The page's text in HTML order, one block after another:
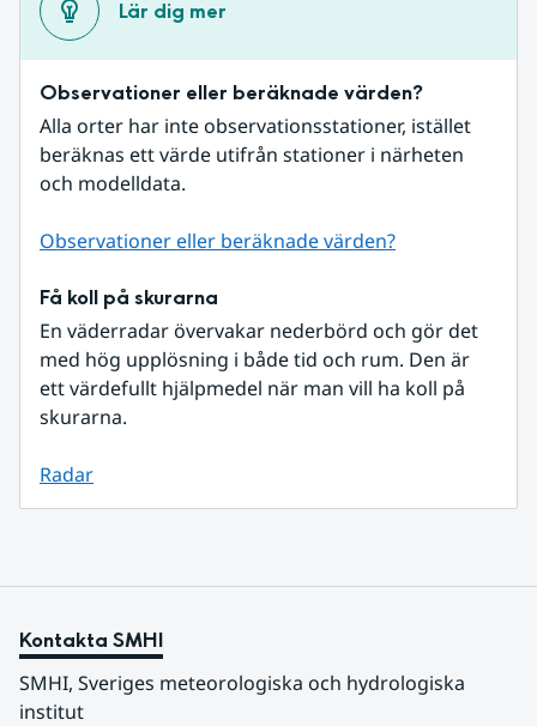
Lär dig mer
Observationer eller beräknade värden?
Alla orter har inte observationsstationer, istället
beräknas ett värde utifrån stationer i närheten
och modelldata.
Observationer eller beräknade värden?
Få koll på skurarna
En väderradar övervakar nederbörd och gör det
med hög upplösning i både tid och rum. Den är
ett värdefullt hjälpmedel när man vill ha koll på
skurarna.
Radar
Kontakta SMHI
SMHI, Sveriges meteorologiska och hydrologiska
institut